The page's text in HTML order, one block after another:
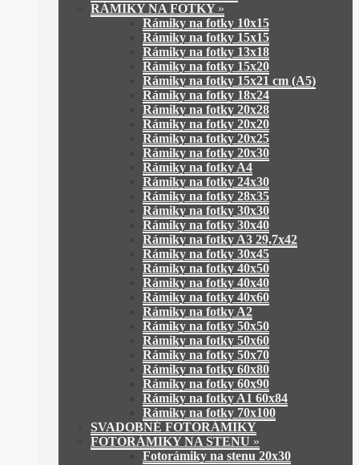
RÁMIKY NA FOTKY »
Rámiky na fotky 10x15
Rámiky na fotky 15x15
Rámiky na fotky 13x18
Rámiky na fotky 15x20
Rámiky na fotky 15x21 cm (A5)
Rámiky na fotky 18x24
Rámiky na fotky 20x28
Rámiky na fotky 20x20
Rámiky na fotky 20x25
Rámiky na fotky 20x30
Rámiky na fotky A4
Rámiky na fotky 24x30
Rámiky na fotky 28x35
Rámiky na fotky 30x30
Rámiky na fotky 30x40
Rámiky na fotky A3 29,7x42
Rámiky na fotky 30x45
Rámiky na fotky 40x50
Rámiky na fotky 40x40
Rámiky na fotky 40x60
Rámiky na fotky A2
Rámiky na fotky 50x50
Rámiky na fotky 50x60
Rámiky na fotky 50x70
Rámiky na fotky 60x80
Rámiky na fotky 60x90
Rámiky na fotky A1 60x84
Rámiky na fotky 70x100
SVADOBNÉ FOTORÁMIKY
FOTORÁMIKY NA STENU »
Fotorámiky na stenu 20x30